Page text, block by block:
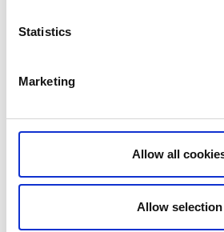
Statistics
Marketing
Allow all
Allow selection
Idag åker många på spa för
återhämtning. För 100 år sedan
behandlingar. Vad sägs om ett
doktor Gustaf Zanders fantastiska
ryggmassageapparat? Kom och